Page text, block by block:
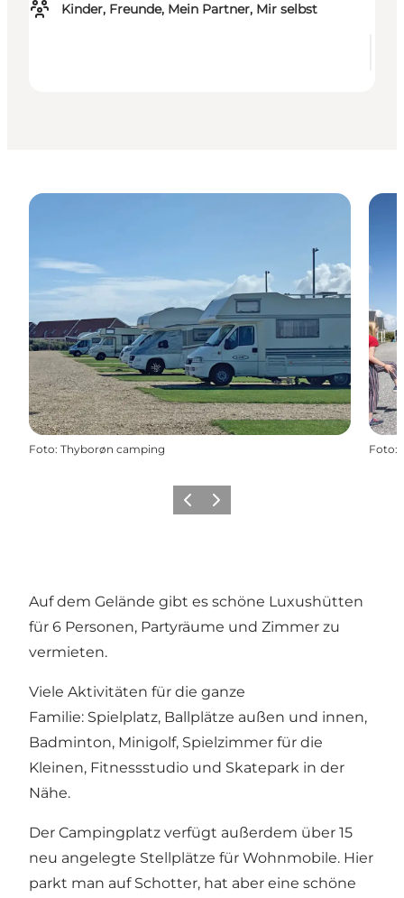
Kinder, Freunde, Mein Partner, Mir selbst
Foto: Thyborøn camping Foto:
ZurückWeiter
Auf dem Gelände gibt es schöne Luxushütten
für 6 Personen, Partyräume und Zimmer zu
vermieten.
Viele Aktivitäten für die ganze
Familie: Spielplatz, Ballplätze außen und innen,
Badminton, Minigolf, Spielzimmer für die
Kleinen, Fitnessstudio und Skatepark in der
Nähe.
Der Campingplatz verfügt außerdem über 15
neu angelegte Stellplätze für Wohnmobile. Hier
parkt man auf Schotter, hat aber eine schöne